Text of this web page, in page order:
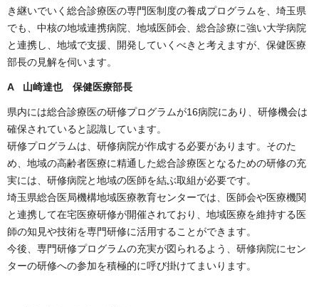
き継いでいく総合診療医の専門医制度の養成プログラムを、埼玉県
でも、中核の地域連携病院、地域医師会、総合診療に強い大学病院
と連携し、地域で支援、開発していくべきと考えますが、保健医療
部長の見解を伺います。
A 山崎達也 保健医療部長
県内には総合診療医の研修プログラムが16病院にあり、研修機会は
確保されていると認識しています。
研修プログラムは、研修病院が作成する必要があります。そのた
め、地域の高齢者医療に精通した総合診療医となるための研修の充
実には、研修病院と地域の医師を結ぶ取組が必要です。
埼玉県総合医局機構地域医療教育センターでは、医師会や医療機関
と連携して在宅医療研修が開催されており、地域医療を維持する医
師の知見や技術を専門研修に活用することができます。
今後、専門研修プログラムの充実が図られるよう、研修病院にセン
ターの研修への参加を積極的に呼び掛けてまいります。